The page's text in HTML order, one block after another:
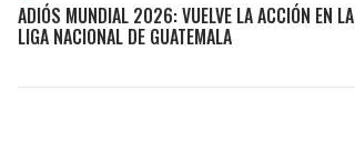
ADIÓS MUNDIAL 2026: VUELVE LA ACCIÓN EN LA
LIGA NACIONAL DE GUATEMALA